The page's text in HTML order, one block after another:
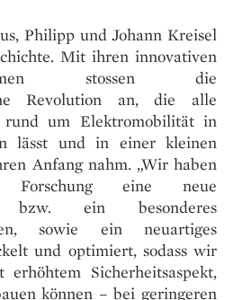
Philipp und Johann Kreisel
Mit ihren innovativen
stossen die
Revolution an, die alle
rund um Elektromobilität in
lässt und in einer kleinen
Anfang nahm. „Wir haben
Forschung eine neue
bzw. ein besonderes
sowie ein neuartiges
und optimiert, sodass wir
Sicherheitsaspekt,
können – bei geringeren